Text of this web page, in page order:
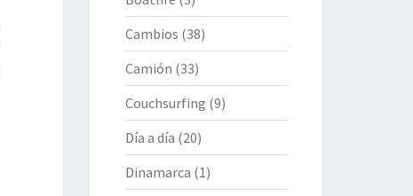
Cambios (38)
Camión (33)
Couchsurfing (9)
Día a día (20)
Dinamarca (1)